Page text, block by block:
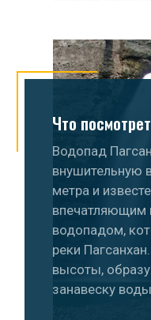
Что
Водопад
внушительную
метра и
водопадом,
реки
высоты,
занавеску воды.